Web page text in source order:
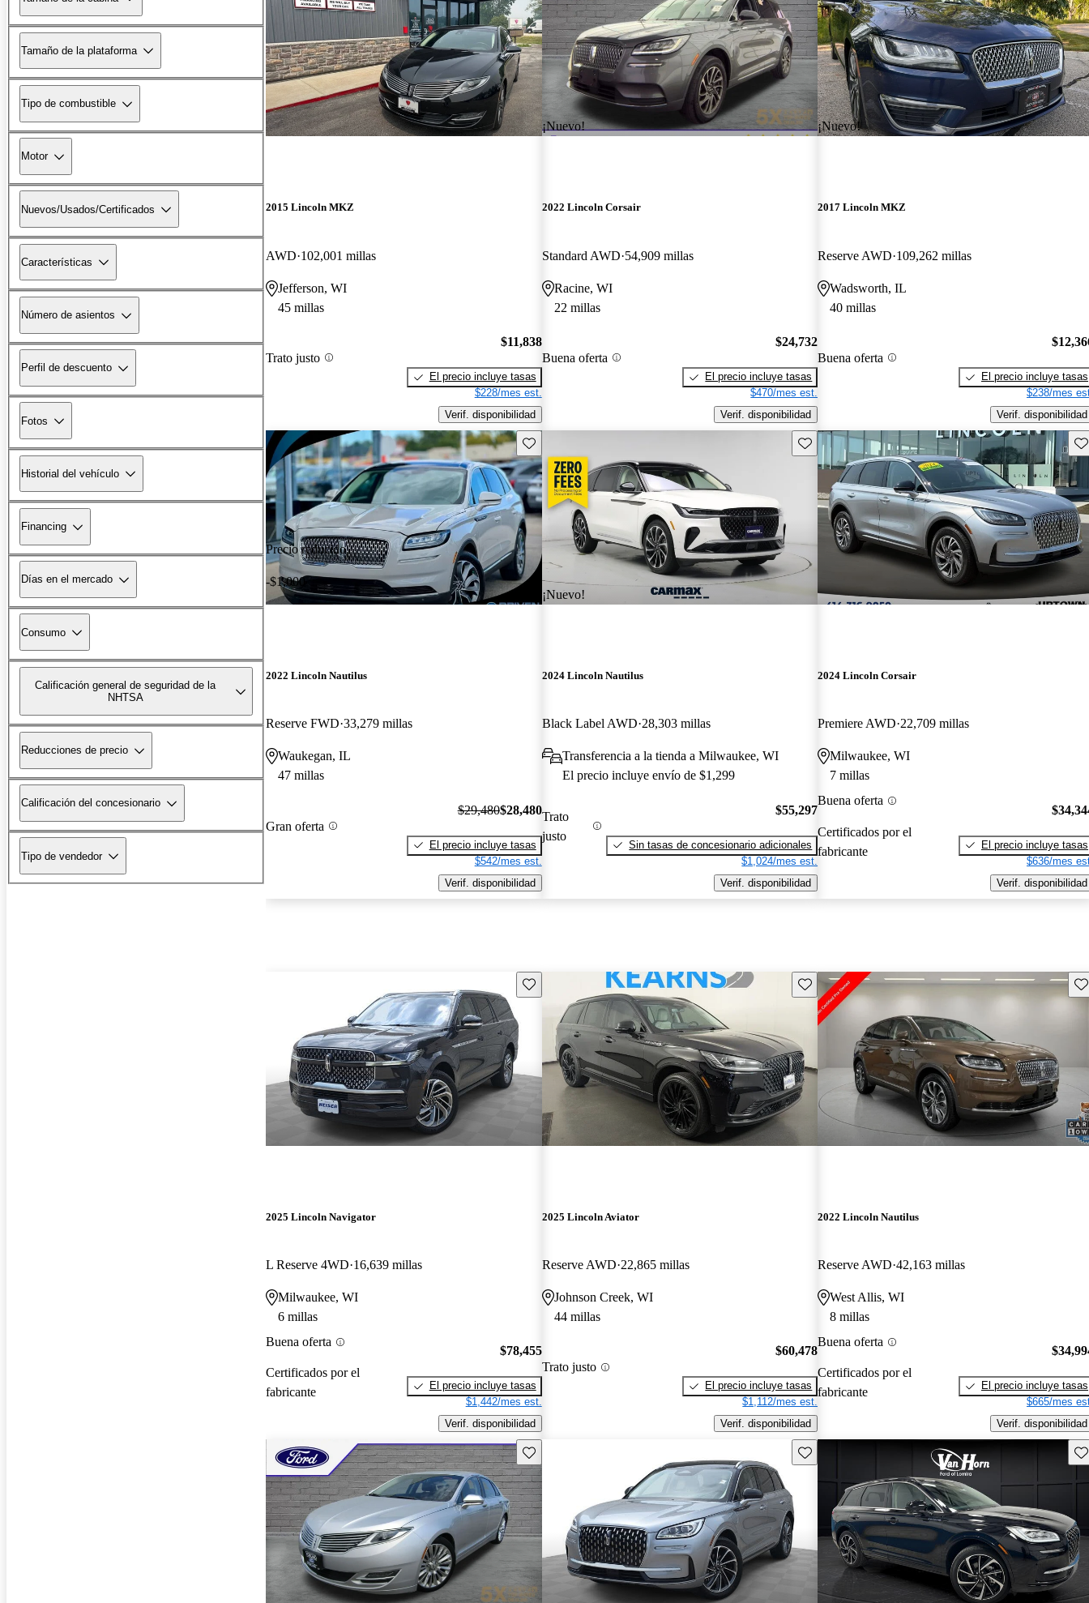
Tamaño de la plataforma
Tipo de combustible
Motor
Nuevos/Usados/Certificados
Características
Número de asientos
Perfil de descuento
Fotos
Historial del vehículo
Financing
Días en el mercado
Consumo
Calificación general de seguridad de la
NHTSA
Reducciones de precio
Calificación del concesionario
Tipo de vendedor
2015 Lincoln MKZ
AWD 102,001 millas
Jefferson, WI
45 millas
Trato justo
$11,838
El precio incluye tasas
$228/mes est.
Verif. disponibilidad
¡Nuevo!
2022 Lincoln Corsair
Standard AWD 54,909 millas
Racine, WI
22 millas
Buena oferta
$24,732
El precio incluye tasas
$470/mes est.
Verif. disponibilidad
¡Nuevo!
2017 Lincoln MKZ
Reserve AWD 109,262 millas
Wadsworth, IL
40 millas
Buena oferta
El precio incluye tasas
$238/mes
Verif. disponibilidad
Precio reducido
-$1,000
Guarda este Aviso
2022 Lincoln Nautilus
Reserve FWD 33,279 millas
Waukegan, IL
47 millas
Gran oferta
$29,480$28,480
El precio incluye tasas
$542/mes est.
Verif. disponibilidad
¡Nuevo!
Guarda este Aviso
2024 Lincoln Nautilus
Black Label AWD 28,303 millas
Transferencia a la tienda a Milwaukee, WI
El precio incluye envío de $1,299
Trato
justo
$55,297
Sin tasas de concesionario adicionales
$1,024/mes est.
Verif. disponibilidad
2024 Lincoln Corsair
Premiere AWD 22,709 millas
Milwaukee, WI
7 millas
Buena oferta
Certificados por el
fabricante
El precio incluye tasas
$636/mes
Verif. disponibilidad
Guarda este Aviso
2025 Lincoln Navigator
L Reserve 4WD 16,639 millas
Milwaukee, WI
6 millas
Buena oferta
Certificados por el
fabricante
$78,455
El precio incluye tasas
$1,442/mes est.
Verif. disponibilidad
Guarda este Aviso
2025 Lincoln Aviator
Reserve AWD 22,865 millas
Johnson Creek, WI
44 millas
Trato justo
$60,478
El precio incluye tasas
$1,112/mes est.
Verif. disponibilidad
2022 Lincoln Nautilus
Reserve AWD 42,163 millas
West Allis, WI
8 millas
Buena oferta
Certificados por el
fabricante
El precio incluye tasas
$665/mes
Verif. disponibilidad
Guarda este Aviso Guarda este Aviso